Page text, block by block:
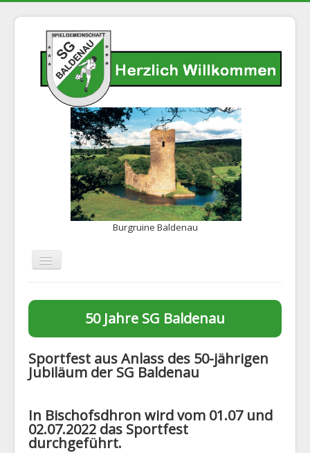
Burgruine Baldenau
Navigation
Home
1. Mannschaft
2. Mannschaft
AH
Die SG
Links
50 Jahre SG Baldenau
Sportfest aus Anlass des 50-jährigen
Jubiläum der SG Baldenau
In Bischofsdhron wird vom 01.07 und
02.07.2022 das Sportfest
durchgeführt.